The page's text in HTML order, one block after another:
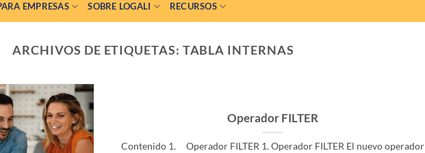
EMPRESAS SOBRE LOGALI RECURSOS
ARCHIVOS DE ETIQUETAS: TABLA INTERNAS
Operador FILTER
Contenido 1. Operador FILTER 1. Operador FILTER El nuevo operador